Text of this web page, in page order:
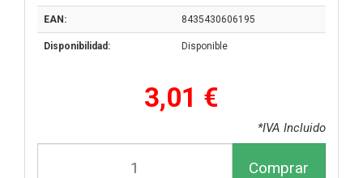
EAN: 8435430606195
Disponibilidad: Disponible
3,01 €
*IVA Incluido
Comprar